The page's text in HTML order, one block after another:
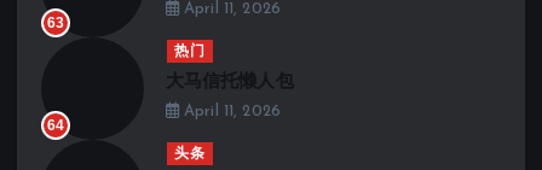
63
April 11, 2026
64
热门
大马信托懒人包
April 11, 2026
头条